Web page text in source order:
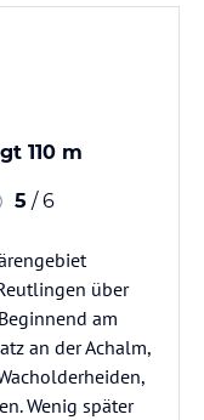
110 m
5 / 6
über
am
an der Achalm,
Wenig später